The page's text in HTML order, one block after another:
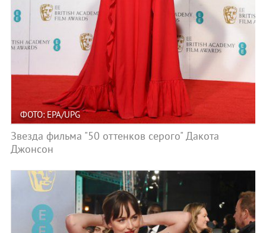
ФОТО: EPA/UPG
Звезда фильма "50 оттенков серого" Дакота
Джонсон